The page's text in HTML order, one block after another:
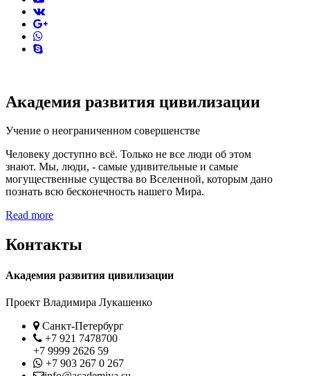
vk
skype
Академия развития цивилизации
Учение о неограниченном совершенстве
Человеку доступно всё. Только не все люди об этом
знают. Мы, люди, - самые удивительные и самые
могущественные существа во Вселенной, которым дано
познать всю бесконечность нашего Мира.
Read more
Контакты
Академия развития цивилизации
Проект Владимира Лукашенко
Location
Санкт-Петербург
Phone
+7 921 7478700
+7 9999 2626 59
Whatsapp
+7 903 267 0 267